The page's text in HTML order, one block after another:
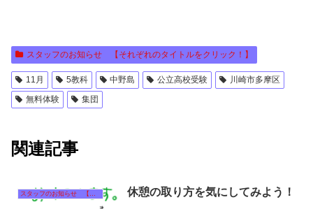
スタッフのお知らせ 【それぞれのタイトルをクリック！】
11月 5教科 中野島 公立高校受験
川崎市多摩区
無料体験
集団
関連記事
スタッフのお知らせ 【それぞれのタイトルをクリック！】 休憩の取り方を気にしてみよう！